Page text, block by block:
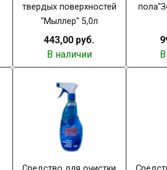
твердых поверхностей
"Мыллер" 5,0л
443,00 руб.
В наличии